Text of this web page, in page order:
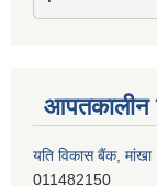
आपतकालीन
यति विकास बैंक, मांखा
011482150
प्रभु बैंक, बाह्रविसे
011489259